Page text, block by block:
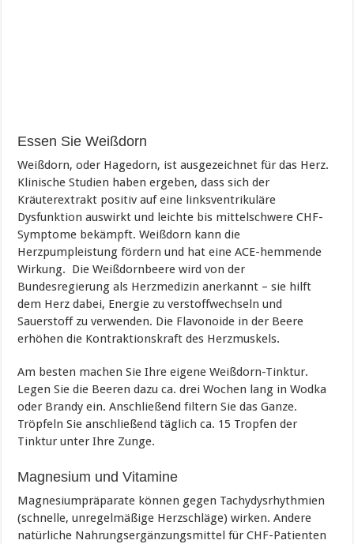
Essen Sie Weißdorn
Weißdorn, oder Hagedorn, ist ausgezeichnet für das Herz.
Klinische Studien haben ergeben, dass sich der
Kräuterextrakt positiv auf eine linksventrikuläre
Dysfunktion auswirkt und leichte bis mittelschwere CHF-
Symptome bekämpft. Weißdorn kann die
Herzpumpleistung fördern und hat eine ACE-hemmende
Wirkung. Die Weißdornbeere wird von der
Bundesregierung als Herzmedizin anerkannt – sie hilft
dem Herz dabei, Energie zu verstoffwechseln und
Sauerstoff zu verwenden. Die Flavonoide in der Beere
erhöhen die Kontraktionskraft des Herzmuskels.
Am besten machen Sie Ihre eigene Weißdorn-Tinktur.
Legen Sie die Beeren dazu ca. drei Wochen lang in Wodka
oder Brandy ein. Anschließend filtern Sie das Ganze.
Tröpfeln Sie anschließend täglich ca. 15 Tropfen der
Tinktur unter Ihre Zunge.
Magnesium und Vitamine
Magnesiumpräparate können gegen Tachydysrhythmien
(schnelle, unregelmäßige Herzschläge) wirken. Andere
natürliche Nahrungsergänzungsmittel für CHF-Patienten